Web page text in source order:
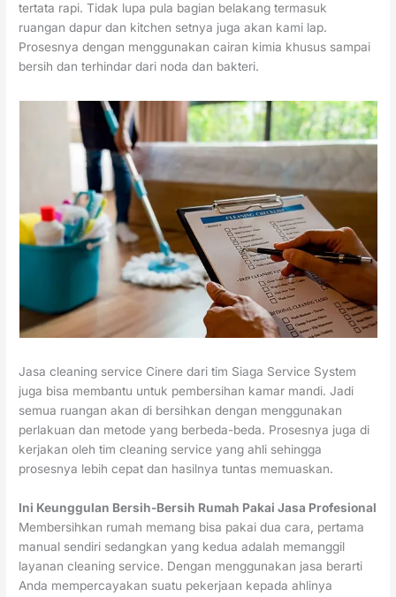
tertata rapi. Tidak lupa pula bagian belakang termasuk
ruangan dapur dan kitchen setnya juga akan kami lap.
Prosesnya dengan menggunakan cairan kimia khusus sampai
bersih dan terhindar dari noda dan bakteri.
Jasa cleaning service Cinere dari tim Siaga Service System
juga bisa membantu untuk pembersihan kamar mandi. Jadi
semua ruangan akan di bersihkan dengan menggunakan
perlakuan dan metode yang berbeda-beda. Prosesnya juga di
kerjakan oleh tim cleaning service yang ahli sehingga
prosesnya lebih cepat dan hasilnya tuntas memuaskan.
Ini Keunggulan Bersih-Bersih Rumah Pakai Jasa Profesional
Membersihkan rumah memang bisa pakai dua cara, pertama
manual sendiri sedangkan yang kedua adalah memanggil
layanan cleaning service. Dengan menggunakan jasa berarti
Anda mempercayakan suatu pekerjaan kepada ahlinya